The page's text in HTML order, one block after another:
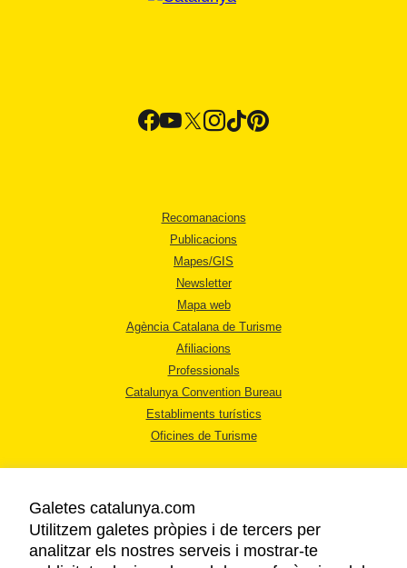
Recomanacions
Publicacions
Mapes/GIS
Newsletter
Mapa web
Agència Catalana de Turisme
Afiliacions
Professionals
Catalunya Convention Bureau
Establiments turístics
Oficines de Turisme
AVÍS LEGAL
Galetes catalunya.com
Utilitzem galetes pròpies i de tercers per
analitzar els nostres serveis i mostrar-te